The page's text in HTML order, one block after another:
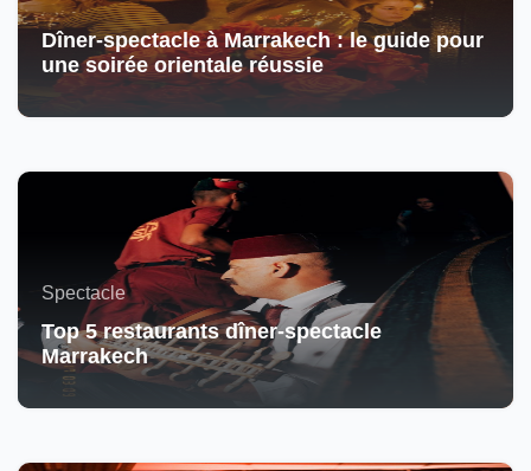
Dîner-spectacle à Marrakech : le guide pour
une soirée orientale réussie
Spectacle
Top 5 restaurants dîner-spectacle
Marrakech